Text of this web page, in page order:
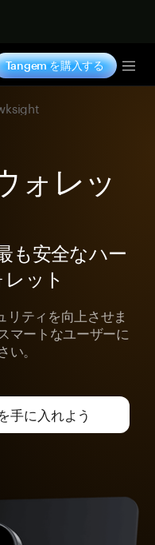
Tangem を購入する
ォレッ
も安全なハー
ット
ティを向上させま
マートなユーザーに
。
手に入れよう